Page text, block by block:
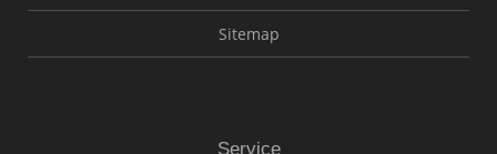
Sitemap
Service